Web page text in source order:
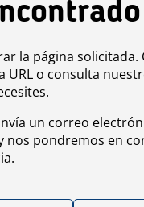
la página solicitada.
URL o consulta
un correo
nos pondremos en